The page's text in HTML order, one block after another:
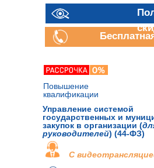
Управление системой
государственных и
закупок в организации (
руководителей) (44-ФЗ)
Повышение
квалификации
С